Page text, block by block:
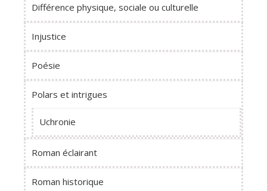
Différence physique, sociale ou culturelle
Injustice
Poésie
Polars et intrigues
Uchronie
Roman éclairant
Roman historique